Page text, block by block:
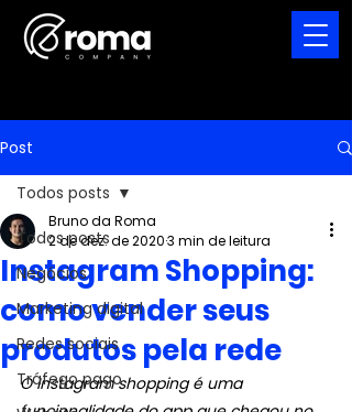
Post
Todos posts
Negócios
Marketing digital
Redes sociais
Tráfego pago
Todos posts
Instagram Shopping:
como vender seus
produtos pela rede
Bruno da Roma
2 de dez. de 20203 min de leitura
O Instagram shopping é uma